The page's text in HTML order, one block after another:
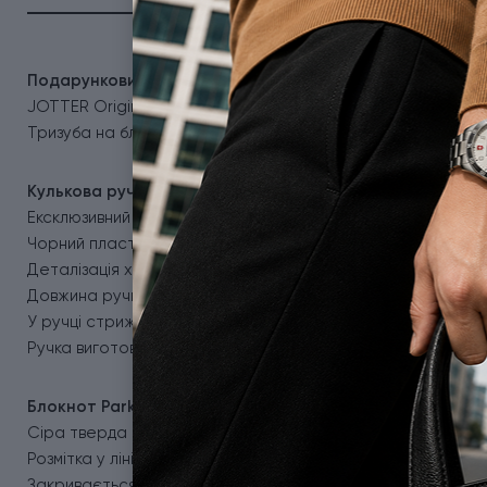
Подарунковий набір Parker 15632b24_T1170u в
JOTTER Originals Black CT та блокнот з якісним
Тризуба на блокноті. А гарне пакування робить набір
Кулькова ручка JOTTER UKRAINE Originals Black CT
Ексклюзивний дизайн з Тризубом - кольоровий цифровий
Чорний пластиковий корпус зі сталевим полірованим
Деталізація хромуванням.
Довжина ручки: 128 мм.
У ручці стрижень QuinkFlow: синє чорнило.
Ручка виготовлена у Франції, а персоналізація виконана
Блокнот Parker
Сіра тверда обкладинка з логотипом Parker і
Розмітка у лінійку без полів.